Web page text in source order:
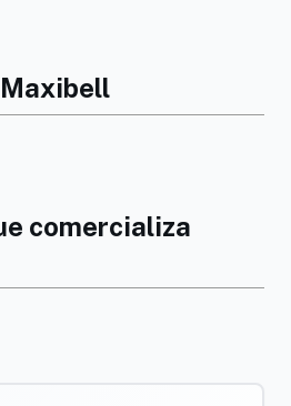
comercializa